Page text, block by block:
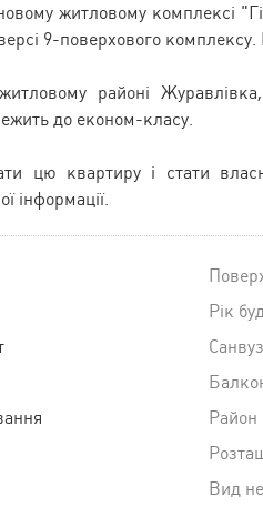
житловому комплексі
9-поверхового
районі
до економ-класу.
цю квартиру і стати
інформації.
Рік
Район
Вид